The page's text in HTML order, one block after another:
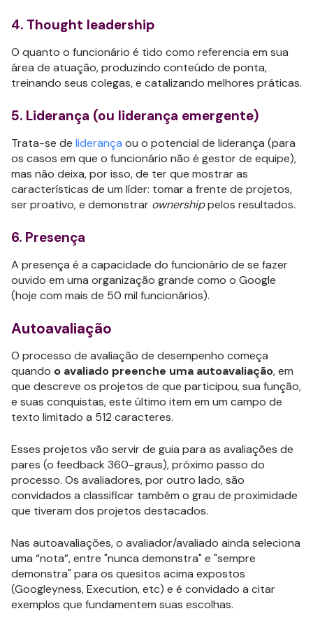
4. Thought leadership
O quanto o funcionário é tido como referencia em sua
área de atuação, produzindo conteúdo de ponta,
treinando seus colegas, e catalizando melhores práticas.
5. Liderança (ou liderança emergente)
Trata-se de liderança ou o potencial de liderança (para
os casos em que o funcionário não é gestor de equipe),
mas não deixa, por isso, de ter que mostrar as
características de um líder: tomar a frente de projetos,
ser proativo, e demonstrar ownershippelos resultados.
6. Presença
A presença é a capacidade do funcionário de se fazer
ouvido em uma organização grande como o Google
(hoje com mais de 50 mil funcionários).
Autoavaliação
O processo de avaliação de desempenho começa
quando o avaliado preenche uma autoavaliação, em
que descreve os projetos de que participou, sua função,
e suas conquistas, este último item em um campo de
texto limitado a 512 caracteres.
Esses projetos vão servir de guia para as avaliações de
pares (o feedback 360-graus), próximo passo do
processo. Os avaliadores, por outro lado, são
convidados a classificar também o grau de proximidade
que tiveram dos projetos destacados.
Nas autoavaliações, o avaliador/avaliado ainda seleciona
uma “nota”, entre "nunca demonstra" e "sempre
demonstra" para os quesitos acima expostos
(Googleyness, Execution, etc) e é convidado a citar
exemplos que fundamentem suas escolhas.